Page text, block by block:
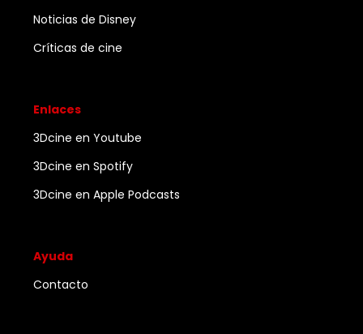
Noticias de Disney
Críticas de cine
Enlaces
3Dcine en Youtube
3Dcine en Spotify
3Dcine en Apple Podcasts
Ayuda
Contacto